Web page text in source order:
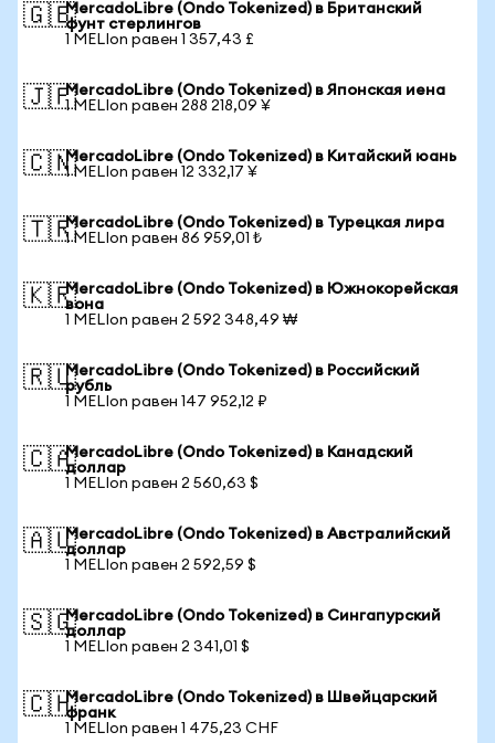
🇬🇧MercadoLibre (Ondo Tokenized) в Британский
фунт стерлингов
1 MELIon равен 1 357,43 £
🇯🇵MercadoLibre (Ondo Tokenized) в Японская иена
1 MELIon равен 288 218,09 ¥
🇨🇳MercadoLibre (Ondo Tokenized) в Китайский юань
1 MELIon равен 12 332,17 ¥
🇹🇷MercadoLibre (Ondo Tokenized) в Турецкая лира
1 MELIon равен 86 959,01 ₺
🇰🇷MercadoLibre (Ondo Tokenized) в Южнокорейская
вона
1 MELIon равен 2 592 348,49 ₩
🇷🇺MercadoLibre (Ondo Tokenized) в Российский
рубль
1 MELIon равен 147 952,12 ₽
🇨🇦MercadoLibre (Ondo Tokenized) в Канадский
доллар
1 MELIon равен 2 560,63 $
🇦🇺MercadoLibre (Ondo Tokenized) в Австралийский
доллар
1 MELIon равен 2 592,59 $
🇸🇬MercadoLibre (Ondo Tokenized) в Сингапурский
доллар
1 MELIon равен 2 341,01 $
🇨🇭MercadoLibre (Ondo Tokenized) в Швейцарский
франк
1 MELIon равен 1 475,23 CHF